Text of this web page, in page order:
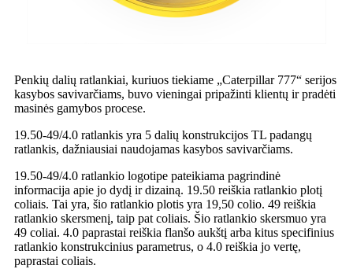
Penkių dalių ratlankiai, kuriuos tiekiame „Caterpillar 777“ serijos
kasybos savivarčiams, buvo vieningai pripažinti klientų ir pradėti
masinės gamybos procese.
19.50-49/4.0 ratlankis yra 5 dalių konstrukcijos TL padangų
ratlankis, dažniausiai naudojamas kasybos savivarčiams.
19.50-49/4.0 ratlankio logotipe pateikiama pagrindinė
informacija apie jo dydį ir dizainą. 19.50 reiškia ratlankio plotį
coliais. Tai yra, šio ratlankio plotis yra 19,50 colio. 49 reiškia
ratlankio skersmenį, taip pat coliais. Šio ratlankio skersmuo yra
49 coliai. 4.0 paprastai reiškia flanšo aukštį arba kitus specifinius
ratlankio konstrukcinius parametrus, o 4.0 reiškia jo vertę,
paprastai coliais.